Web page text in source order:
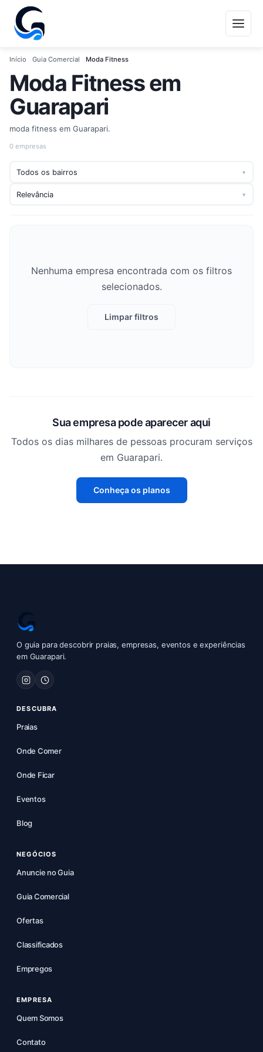
Início Guia Comercial Moda Fitness
Moda Fitness em
Guarapari
moda fitness em Guarapari.
0 empresas
▾
▾
Nenhuma empresa encontrada com os filtros
selecionados.
Limpar filtros
Sua empresa pode aparecer aqui
Todos os dias milhares de pessoas procuram serviços
em Guarapari.
Conheça os planos
O guia para descobrir praias, empresas, eventos e experiências
em Guarapari.
DESCUBRA
Praias
Onde Comer
Onde Ficar
Eventos
Blog
NEGÓCIOS
Anuncie no Guia
Guia Comercial
Ofertas
Classificados
Empregos
EMPRESA
Quem Somos
Contato